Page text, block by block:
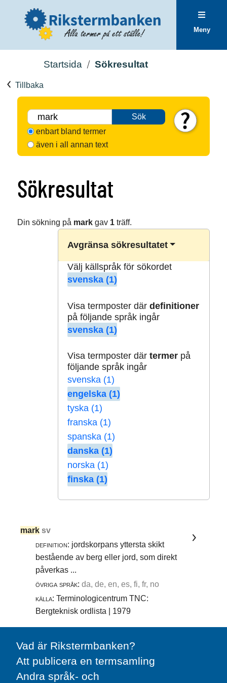
Meny
Startsida Sökresultat
Tillbaka
Sök
enbart bland termer
även i all annan text
Sökresultat
Din sökning på markgav 1träff.
Avgränsa sökresultatet
Välj källspråk för sökordet
svenska (1)
Visa termposter där definitioner
på följande språk ingår
svenska (1)
Visa termposter där termerpå
följande språk ingår
svenska (1)
engelska (1)
tyska (1)
franska (1)
spanska (1)
danska (1)
norska (1)
finska (1)
mark sv
definition: jordskorpans yttersta skikt
bestående av berg eller jord, som direkt
påverkas ...
övriga språk: da, de, en, es, fi, fr, no
källa: Terminologicentrum TNC:
Bergteknisk ordlista | 1979
Vad är Rikstermbanken?
Att publicera en termsamling
Andra språk- och